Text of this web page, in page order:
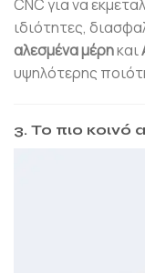
CNC για να
ιδιότητες,
αλεσμένα μέρηκαι
υψηλότερης
3. Το πιο κοινό